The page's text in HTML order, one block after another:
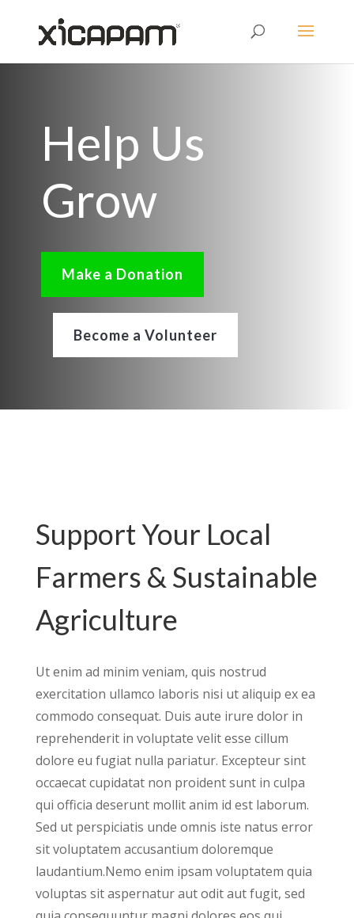
Help Us
Grow
Make a Donation
Become a Volunteer
Support Your Local
Farmers & Sustainable
Agriculture
Ut enim ad minim veniam, quis nostrud
exercitation ullamco laboris nisi ut aliquip ex ea
commodo consequat. Duis aute irure dolor in
reprehenderit in voluptate velit esse cillum
dolore eu fugiat nulla pariatur. Excepteur sint
occaecat cupidatat non proident sunt in culpa
qui officia deserunt mollit anim id est laborum.
Sed ut perspiciatis unde omnis iste natus error
sit voluptatem accusantium doloremque
laudantium.Nemo enim ipsam voluptatem quia
voluptas sit aspernatur aut odit aut fugit, sed